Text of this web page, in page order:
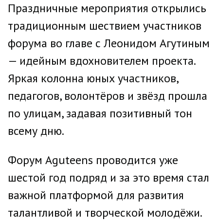
Праздничные мероприятия открылись
традиционным шествием участников
форума во главе с Леонидом Агутиным
— идейным вдохновителем проекта.
Яркая колонна юных участников,
педагогов, волонтёров и звёзд прошла
по улицам, задавая позитивный тон
всему дню.
Форум Aguteens проводится уже
шестой год подряд и за это время стал
важной платформой для развития
талантливой и творческой молодёжи.